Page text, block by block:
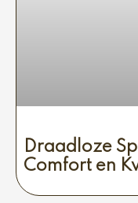
Draadloze
Comfort en